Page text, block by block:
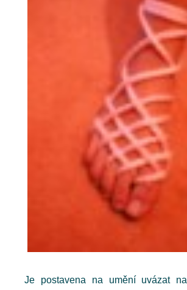
Je postavena na umění uvázat